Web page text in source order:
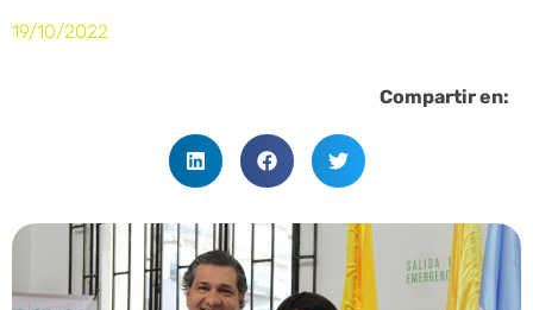
19/10/2022
Compartir en: